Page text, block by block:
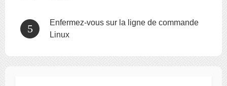
Enfermez-vous sur la ligne de commande
Linux